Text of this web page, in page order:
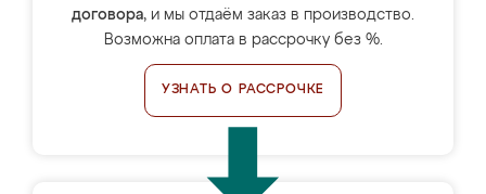
договора, и мы отдаём заказ в производство.
Возможна оплата в рассрочку без %.
УЗНАТЬ О РАССРОЧКЕ